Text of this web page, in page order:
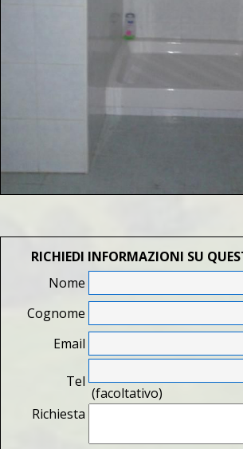
RICHIEDI INFORMAZIONI SU
Nome
Cognome
Email
Tel
(facoltativo)
Richiesta